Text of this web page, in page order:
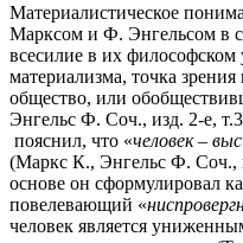
Материалистическое
Марксом и Ф. Энгельсом в
всесилие в их философском
материализма, точка зрения
общество, или
Энгельс Ф. Соч., изд. 2-е,
пояснил, что «человек –
(Маркс К., Энгельс Ф. Соч.,
основе он сформулировал
повелевающий «
человек является